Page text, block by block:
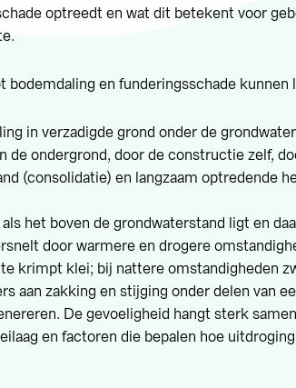
optreedt en wat dit betekent voor
bodemdaling en funderingsschade kunnen
in verzadigde grond onder de
de ondergrond, door de constructie zelf,
(consolidatie) en langzaam optredende
het boven de grondwaterstand ligt en
door warmere en drogere
krimpt klei; bij nattere omstandigheden
aan zakking en stijging onder delen van
De gevoeligheid hangt sterk
en factoren die bepalen hoe